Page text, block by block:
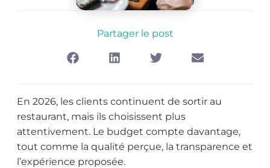
Partager le post
En 2026, les clients continuent de sortir au
restaurant, mais ils choisissent plus
attentivement. Le budget compte davantage,
tout comme la qualité perçue, la transparence et
l’expérience proposée.